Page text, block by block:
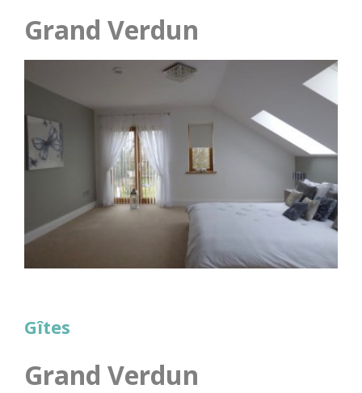
Grand Verdun
Gîtes
Grand Verdun